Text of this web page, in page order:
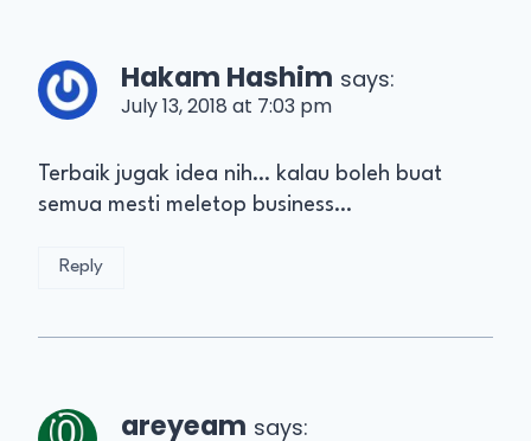
Hakam Hashim says:
July 13, 2018 at 7:03 pm
Terbaik jugak idea nih… kalau boleh buat
semua mesti meletop business…
Reply
areyeam says: